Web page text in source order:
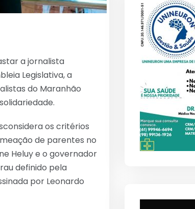
a jornalista
Legislativa, a
do Maranhão
os critérios
de parentes no
Heluy e o governador
definido pela
por Leonardo